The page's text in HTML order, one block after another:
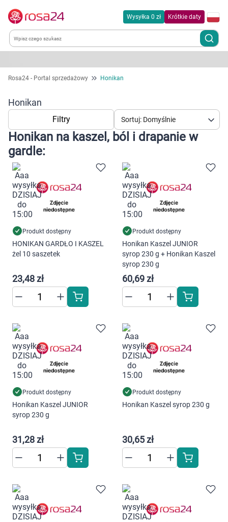
Wysyłka 0 zł Krótkie daty
Kategorie
Chemia gospodarcza
Dla zwierząt
Dom i ogród
Zdrowie
Kobieta w ciąży i mama
Dziecko
Higiena
Kosmetyki
Mężczyzna
Zdrowy styl życia
Zabawki
Sprzęt medyczny
Motoryzacja
Grupy produktowe
Marki
Rosa24 - Portal sprzedażowy Honikan
Honikan
Filtry Sortuj: Domyślnie
Honikan na kaszel, ból i drapanie w
gardle:
Produkt dostępny
HONIKAN GARDŁO I KASZEL
żel 10 saszetek
23,48 zł
Produkt dostępny
Honikan Kaszel JUNIOR
syrop 230 g + Honikan Kaszel
syrop 230 g
60,69 zł
Produkt dostępny
Honikan Kaszel JUNIOR
syrop 230 g
31,28 zł
Produkt dostępny
Honikan Kaszel syrop 230 g
30,65 zł